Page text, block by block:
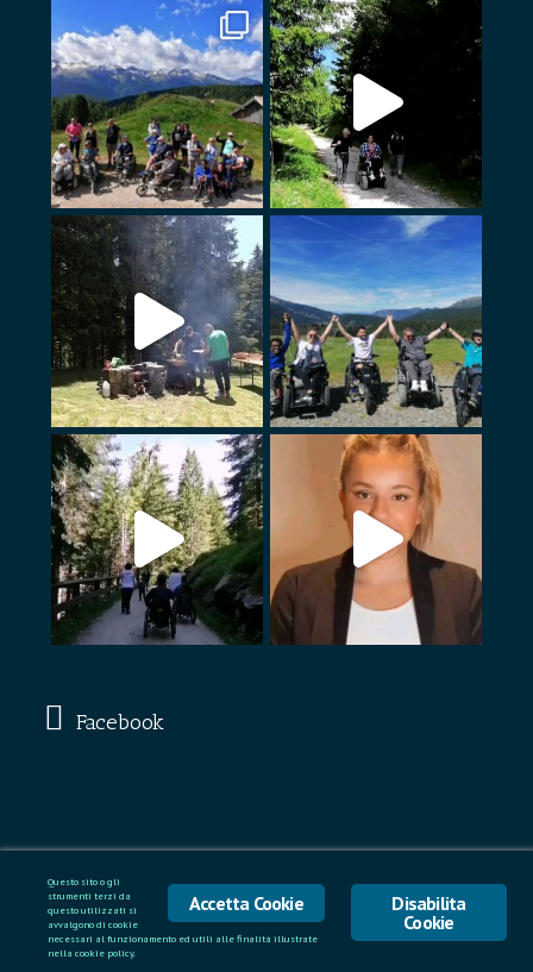
Facebook
Disabilita
Cookie
Accetta Cookie
Questo sito o gli
strumenti terzi da
questo utilizzati si
avvalgono di cookie
necessari al funzionamento ed utili alle finalità illustrate
nella cookie policy.